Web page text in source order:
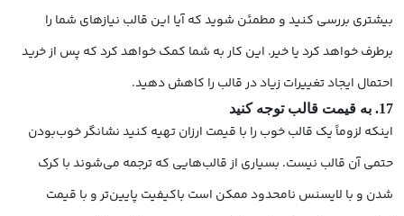
بیشتری بررسی کنید و مطمئن شوید که آیا این قالب نیازهای شما را
برطرف خواهد کرد یا خیر. این کار به شما کمک خواهد کرد که پس از خرید
احتمال ایجاد تغییرات زیاد در قالب را کاهش دهید.
17. به قیمت قالب توجه کنید
اینکه لزوماً یک قالب خوب را با قیمت ارزان تهیه کنید نشانگر خوب‌بودن
حتمی آن قالب نیست. بسیاری از قالب‌هایی که ترجمه می‌شوند با کرک
شدن و با لایسنس نامحدود ممکن است باکیفیت پایین‌تر و با قیمت